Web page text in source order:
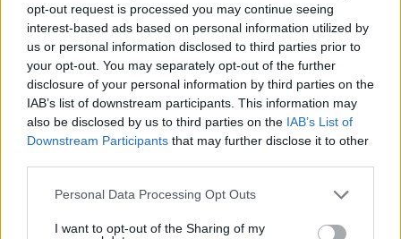
opt-out request is processed you may continue seeing
interest-based ads based on personal information utilized by
us or personal information disclosed to third parties prior to
your opt-out. You may separately opt-out of the further
disclosure of your personal information by third parties on the
IAB’s list of downstream participants. This information may
also be disclosed by us to third parties on the IAB’s List of
Downstream Participants that may further disclose it to other
Please note that this website/app uses one or more Google
not limited to your visit or usage behaviour. You may click to
Personal Data Processing Opt Outs
I want to opt-out of the Sharing of my
Γιατί δεν έσωσα το κουτάβι: Ο ερευνητής που
κατέγραφε τη συμβίωση του μικρού σκυλιού με
αγέλη λύκων εξηγεί γιατί δεν επενέβη, όταν το
είδε άρρωστο